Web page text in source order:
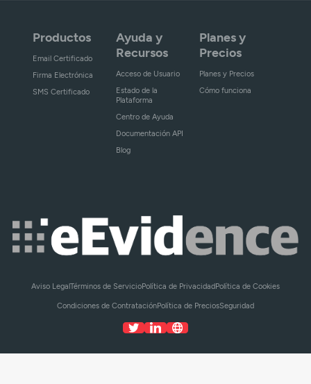
Productos
Email Certificado
Firma Electrónica
SMS Certificado
Ayuda y
Recursos
Acceso de Usuario
Estado de la
Plataforma
Centro de Ayuda
Documentación API
Blog
Planes y
Precios
Planes y Precios
Cómo funciona
Aviso LegalTérminos de ServicioPolítica de PrivacidadPolítica de Cookies
Condiciones de ContrataciónPolítica de PreciosSeguridad